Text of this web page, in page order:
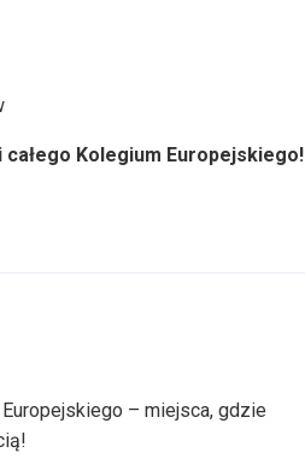
Kolegium Europejskiego!
– miejsca, gdzie